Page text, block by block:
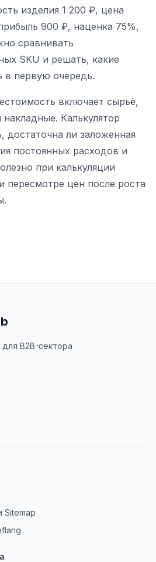
изделия 1 200 ₽, цена
900 ₽, наценка 75%,
сравнивать
SKU и решать, какие
в первую очередь.
включает сырьё,
Калькулятор
достаточна ли заложенная
постоянных расходов и
при калькуляции
пересмотре цен после роста
B2B-сектора
Sitemap